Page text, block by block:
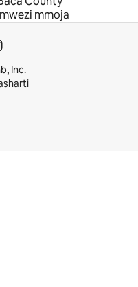
mmoja
Inc.